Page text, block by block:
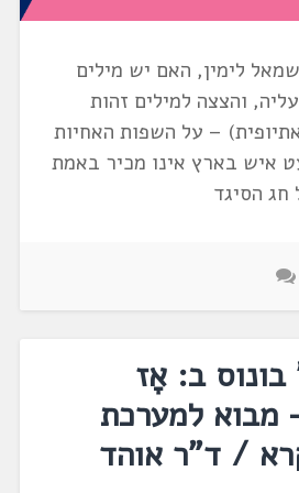
לימין, האם יש מילים
והצצה למילים זהות
– על השפות האחיות
איש בארץ אינו מכיר באמת
חג הסיגד
ב: אָז
מבוא למערכת
/ ד"ר אוהד